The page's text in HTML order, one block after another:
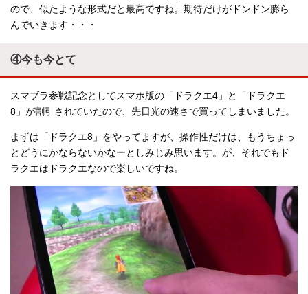
ので、似たような形式だと最高ですね。期待だけがドンドン膨ら
んでいきます・・・
④今も今とて
スマブラ参戦記念としてスマホ版の「ドラクエ4」と「ドラクエ
8」が割引されていたので、先日光の速さで買ってしまいました。
まずは「ドラクエ8」をやってますが、操作性だけは、もうちょっ
とどうにかならないかなーとしみじみ思います。が、それでもド
ラクエはドラクエなので楽しいですね。